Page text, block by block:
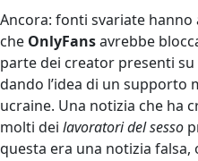
Ancora: fonti svariate
che OnlyFansavrebbe
parte dei creator presenti
dando l’idea di un supporto
ucraine. Una notizia che ha
molti dei lavoratori del sesso
questa era una notizia falsa,